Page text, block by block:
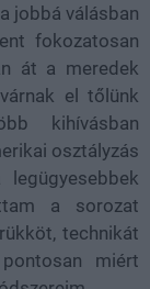
jobbá válásban
fokozatosan
át a meredek
el tőlünk
kihívásban
osztályzás
a sorozat
technikát
miért